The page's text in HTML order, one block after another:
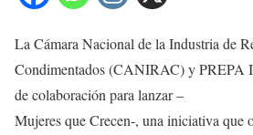
La Cámara Nacional de la Industria de
Condimentados (CANIRAC) y PREPA
de colaboración para lanzar –
Mujeres que Crecen-, una iniciativa que